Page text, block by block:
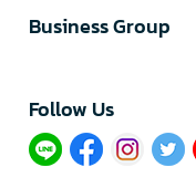
Business Group
Follow Us​